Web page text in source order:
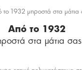
Από το 1932
στα μάτια σας